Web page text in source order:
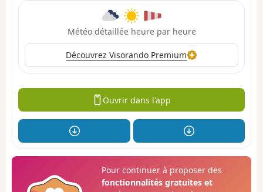
Météo détaillée heure par heure
Découvrez Visorando Premium
Ouvrir dans l'app
Pour continuer à proposer des
fonctionnalités gratuites et